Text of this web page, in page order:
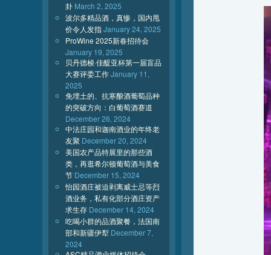
卦 March 2, 2025
波尔多精品酒，真惨，国内甩
价令人发指January 24, 2025
ProWine 2025新春招待会
January 19, 2025
贝丹德梭·佳醍亚杯第一届盲品
大赛评委工作January 11,
2025
免埋土的、抗寒酿酒葡萄品种
的突破方向：白葡萄酒赛道
December 26, 2024
中法庄园和迦南酒业的年终老
友聚 December 20, 2024
美国农产品特展里的那些酒
类，再逛希尔顿葡萄酒与美食
节 December 15, 2024
怡园酒庄被迫剥离威士忌等烈
酒业务，私有化部分酒庄资产
求生存 December 14, 2024
吃喝小群的品酒聚餐，法国南
部和新疆伊犁 December 7,
2024